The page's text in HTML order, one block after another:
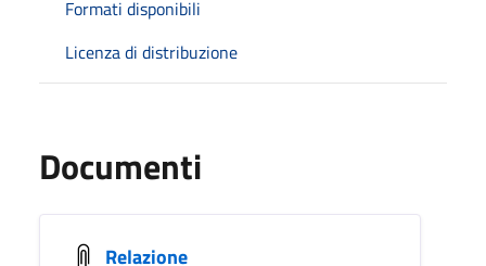
Formati disponibili
Licenza di distribuzione
Documenti
Relazione